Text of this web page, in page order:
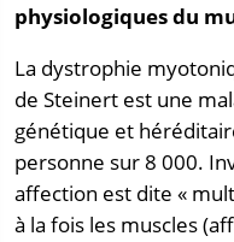
physiologiques du
La dystrophie
de Steinert est une
génétique et
personne sur 8 000.
affection est dite «
à la fois les muscles